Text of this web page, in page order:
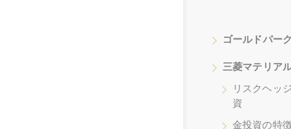
ゴールドパー
三菱マテリア
リスクヘッ
資
金投資の特徴